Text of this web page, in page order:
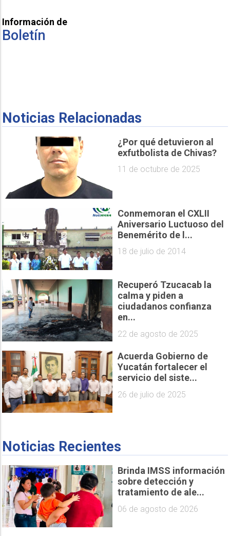
Información de
Boletín
Noticias Relacionadas
¿Por qué detuvieron al
exfutbolista de Chivas?
11 de octubre de 2025
Conmemoran el CXLII
Aniversario Luctuoso del
Benemérito de l...
18 de julio de 2014
Recuperó Tzucacab la
calma y piden a
ciudadanos confianza
en...
22 de agosto de 2025
Acuerda Gobierno de
Yucatán fortalecer el
servicio del siste...
26 de julio de 2025
Noticias Recientes
Brinda IMSS información
sobre detección y
tratamiento de ale...
06 de agosto de 2026